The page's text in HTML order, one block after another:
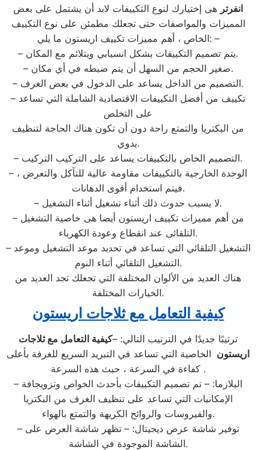
انفرتر هى إختيارك لنوع التكييفات لابد أن يشتمل على بعض
المميزات والمواصفات حتى تجعلك مطمئن على نوع التكييف
الخاص ، أهم مميزات تكييف اريستون ما يلي: –
– يتم تصميم التكييفات بشكل انسيابي ويتلائم مع المكان.
– صغير الحجم من السهل أن يتم ضبطه في أي مكان.
– التصميم من الداخل يساعد على الدخول في بعض الغرف.
– تكييف من أفضل التكييفات الاقتصادية الشاملة التي تساعد
على التخلص
من البكتريا والتمتع راحة دون أن تكون هناك الحاجة لتنظيف
يدوي.
– التصميم الخاص بالتكييفات يساعد على التركيب التركيب.
– الوحدة الخارجية بالتكييفات مقاومة عالية للتآكل والتعرض ،
فيتم استخدام أقوى الدهانات.
– لا يسبب حدوث ذلك أثناء تشغيل أثناء التشغيل.
– من أهم مميزات تكييف اريستون أيضا هى خاصية التشغيل
التلقائى عند انقطاع وعودة الكهرباء.
– التشغيل التلقائي التي تساعد في تحديد موعد التشغيل وموعد
التشغيل التلقائي أثناء النوم.
هناك العديد من الألوان المختلفة التي تجعلك تجد العديد من
الخيارات المختلفة.
كيفية التعامل مع ثلاجات اريستون
ترتيبًا جديدًا في الترتيب التالي: –كيفية التعامل مع ثلاجات
اريستون الخاصية التي تساعد في التبريد السريع للغرفة بأعلى
كفاءة في السرعة ، حيث هذه السرعة .
– البلازما: – تم تصميم التكييفات بأحدث الخواص وتزويجافة
الإمكانيات التي تساعد على تنظيف الغرف من البكتريا
والفيروسات والروائح الكريهة والتمتع بالهواء.
– توفير شاشة عرض ديجيتال: – تظهر شاشة العرض على
الشاشة الموجودة في الشاشة.